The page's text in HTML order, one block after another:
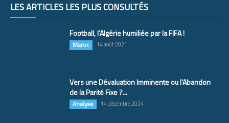
LES ARTICLES LES PLUS CONSULTÉS
Football, l’Algérie humiliée par la FIFA !
Maroc 14 août 2021
Vers une Dévaluation Imminente ou l’Abandon
de la Parité Fixe ?...
Analyse 14 décembre 2024